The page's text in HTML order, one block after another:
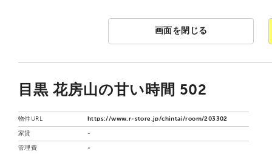
画面を閉じる
目黒 花房山の甘い時間 502
物件URL https://www.r-store.jp/chintai/room/203302
家賃 -
管理費 -